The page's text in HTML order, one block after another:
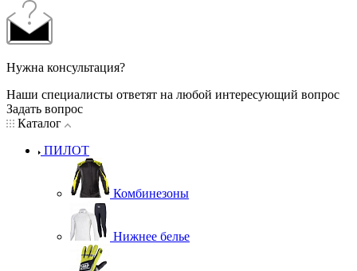
Нужна консультация?
Наши специалисты ответят на любой интересующий вопрос
Задать вопрос
Каталог
ПИЛОТ
Комбинезоны
Нижнее белье